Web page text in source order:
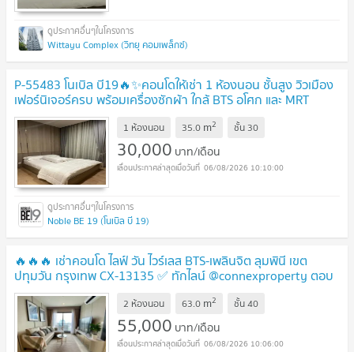
Wittayu Complex (วิทยุ คอมเพล็กซ์)
P-55483 โนเบิล บี19🔥✨คอนโดให้เช่า 1 ห้องนอน ชั้นสูง วิวเมือง
เฟอร์นิเจอร์ครบ พร้อมเครื่องซักผ้า ใกล้ BTS อโศก และ MRT
สุขุมวิท พร้อมเข้าอยู่ ✨
1 ห้องนอน 35.0 m2 ชั้น 30
30,000 บาท/เดือน
06/08/2026 10:10:00
Noble BE 19 (โนเบิล บี 19)
🔥🔥🔥 เช่าคอนโด ไลฟ์ วัน ไวร์เลส BTS-เพลินจิต ลุมพินี เขต
ปทุมวัน กรุงเทพ CX-13135 ✅ ทักไลน์ @connexproperty ตอบ
ทันที ทีมงานมืออาชีพ ✅ 🔥🔥🔥
2 ห้องนอน 63.0 m2 ชั้น40
55,000 บาท/เดือน
06/08/2026 10:06:00